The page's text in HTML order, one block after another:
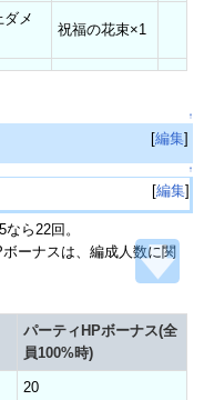
ダメ
祝福の花束×1
↑
[編集]
↑
[編集]
ら22回。
ーナスは、編成人数に関
パーティHPボーナス(全
員100%時)
20